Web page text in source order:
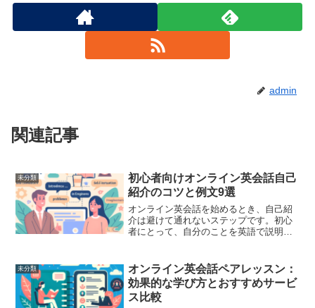
admin
関連記事
未分類
初心者向けオンライン英会話自己
紹介のコツと例文9選
オンライン英会話を始めるとき、自己紹
介は避けて通れないステップです。初心
者にとって、自分のことを英語で説明す
とマスターすることで、自信を持ってレ
ッスンをスタートでき、先...
未分類
オンライン英会話ペアレッスン：
効果的な学び方とおすすめサービ
ス比較